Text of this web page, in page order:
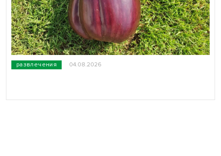
развлечения 04.08.2026